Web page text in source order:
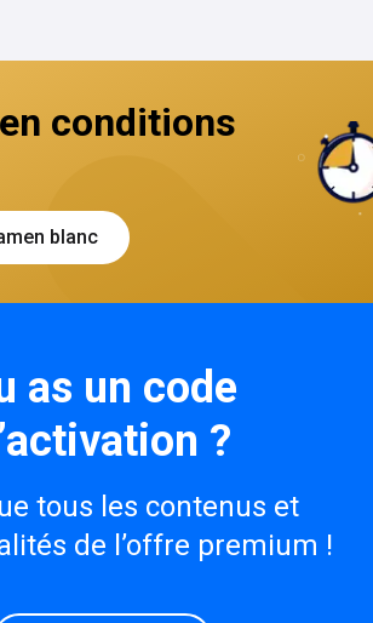
conditions
blanc
as un code
?
tous les contenus et
de l’offre premium !